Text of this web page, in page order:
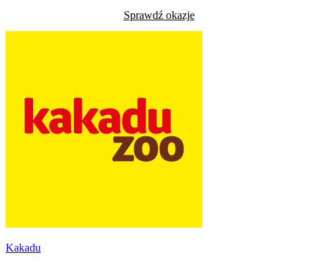
Sprawdź okazje
Kakadu